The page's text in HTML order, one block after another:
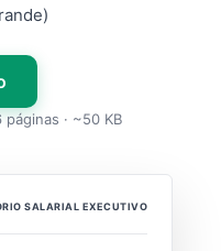
· ~50 KB
SALARIAL EXECUTIVO